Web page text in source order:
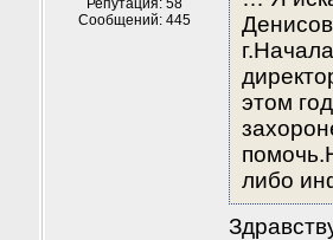
Репутация: 58
Сообщений: 445
этом
либо